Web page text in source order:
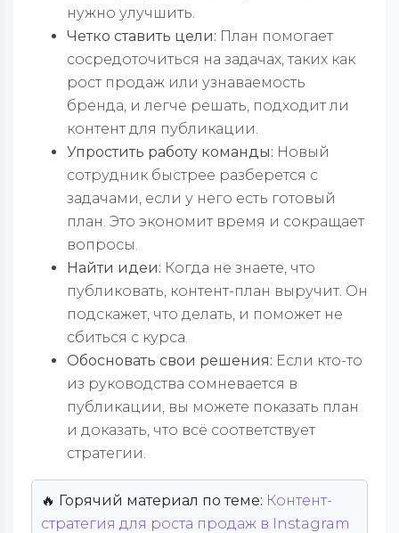
нужно улучшить.
Четко ставить цели: План помогает
сосредоточиться на задачах, таких как
рост продаж или узнаваемость
бренда, и легче решать, подходит ли
контент для публикации.
Упростить работу команды: Новый
сотрудник быстрее разберется с
задачами, если у него есть готовый
план. Это экономит время и сокращает
вопросы.
Найти идеи: Когда не знаете, что
публиковать, контент-план выручит. Он
подскажет, что делать, и поможет не
сбиться с курса.
Обосновать свои решения: Если кто-то
из руководства сомневается в
публикации, вы можете показать план
и доказать, что всё соответствует
стратегии.
🔥 Горячий материал по теме: Контент-
стратегия для роста продаж в Instagram